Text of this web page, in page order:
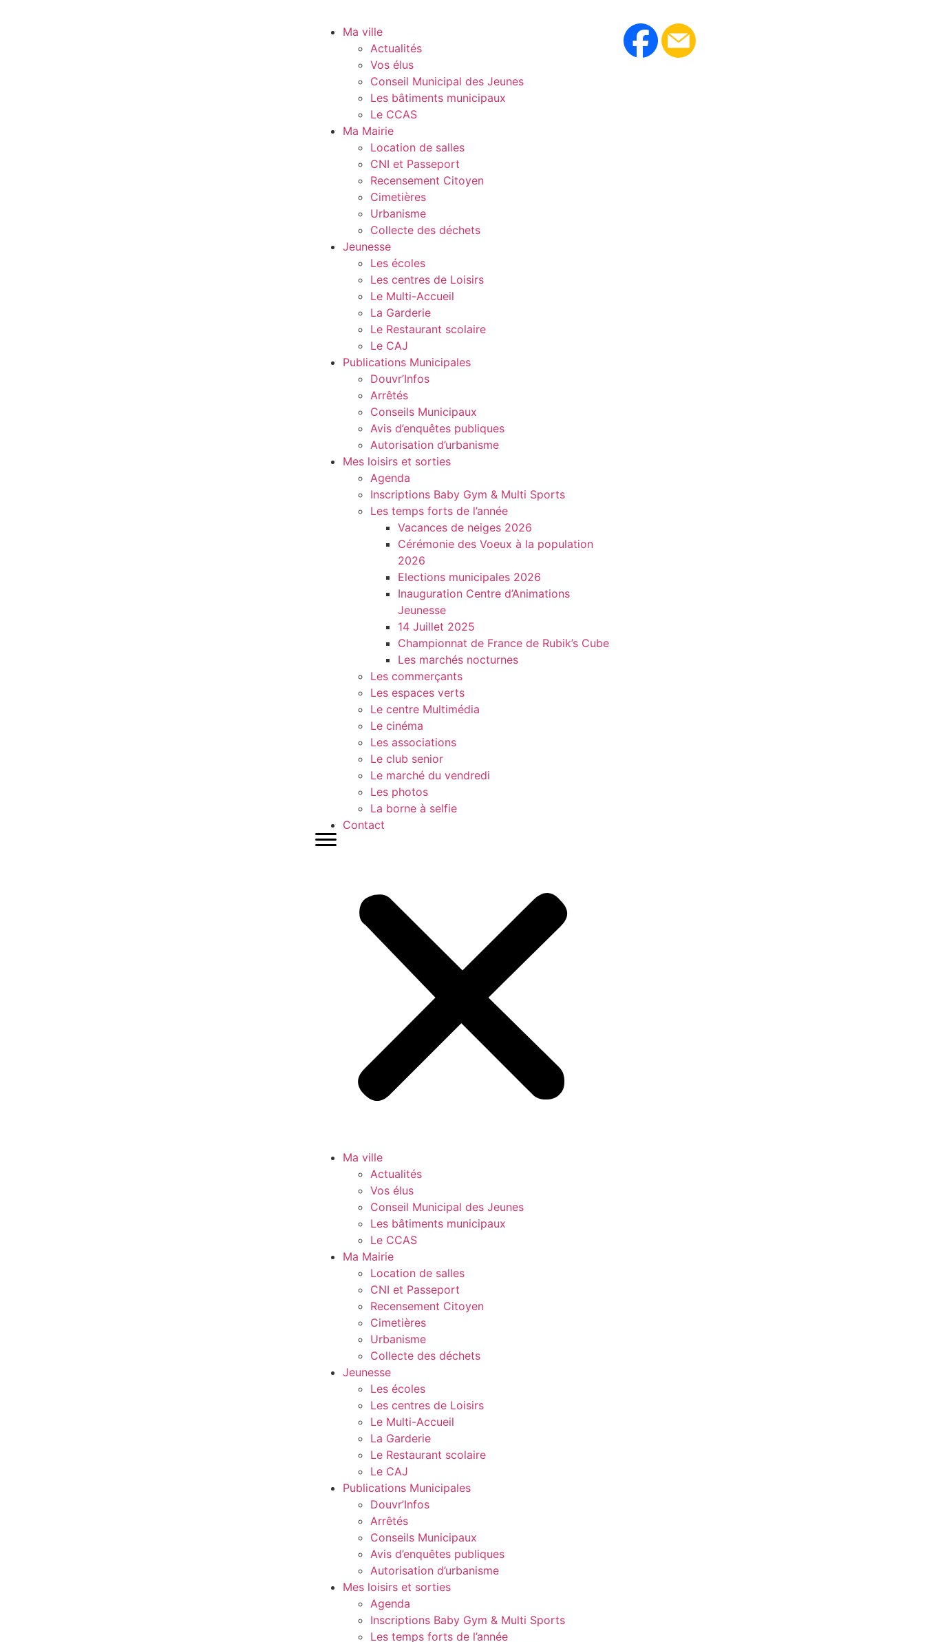
Ma ville
Actualités
Vos élus
Conseil Municipal des Jeunes
Les bâtiments municipaux
Le CCAS
Ma Mairie
Location de salles
CNI et Passeport
Recensement Citoyen
Cimetières
Urbanisme
Collecte des déchets
Jeunesse
Les écoles
Les centres de Loisirs
Le Multi-Accueil
La Garderie
Le Restaurant scolaire
Le CAJ
Publications Municipales
Douvr’Infos
Arrêtés
Conseils Municipaux
Avis d’enquêtes publiques
Autorisation d’urbanisme
Mes loisirs et sorties
Agenda
Inscriptions Baby Gym & Multi Sports
Les temps forts de l’année
Vacances de neiges 2026
Cérémonie des Voeux à la population
2026
Elections municipales 2026
Inauguration Centre d’Animations
Jeunesse
14 Juillet 2025
Championnat de France de Rubik’s Cube
Les marchés nocturnes
Les commerçants
Les espaces verts
Le centre Multimédia
Le cinéma
Les associations
Le club senior
Le marché du vendredi
Les photos
La borne à selfie
Contact
Ma ville
Actualités
Vos élus
Conseil Municipal des Jeunes
Les bâtiments municipaux
Le CCAS
Ma Mairie
Location de salles
CNI et Passeport
Recensement Citoyen
Cimetières
Urbanisme
Collecte des déchets
Jeunesse
Les écoles
Les centres de Loisirs
Le Multi-Accueil
La Garderie
Le Restaurant scolaire
Le CAJ
Publications Municipales
Douvr’Infos
Arrêtés
Conseils Municipaux
Avis d’enquêtes publiques
Autorisation d’urbanisme
Mes loisirs et sorties
Agenda
Inscriptions Baby Gym & Multi Sports
Les temps forts de l’année